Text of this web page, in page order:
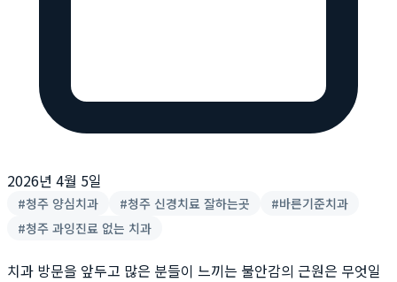
2026년 4월 5일
#청주 양심치과 #청주 신경치료 잘하는곳 #바른기준치과
#청주 과잉진료 없는 치과
치과 방문을 앞두고 많은 분들이 느끼는 불안감의 근원은 무엇일